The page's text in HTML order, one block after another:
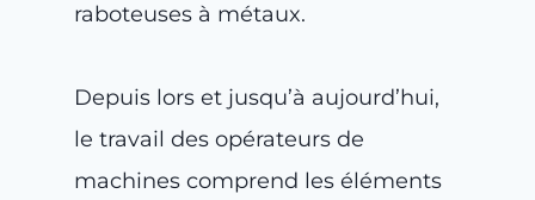
raboteuses à métaux.
Depuis lors et jusqu’à aujourd’hui,
le travail des opérateurs de
machines comprend les éléments